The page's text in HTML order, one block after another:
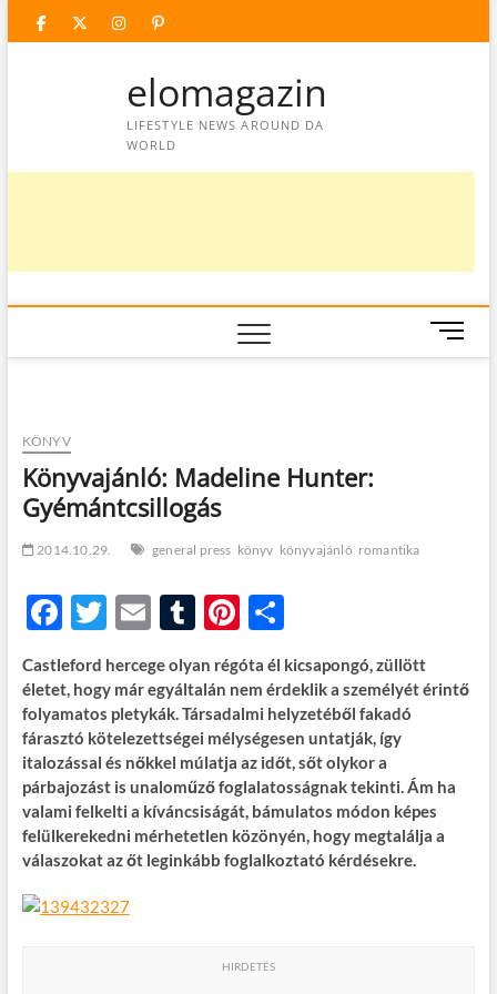
facebooktwitter
instagram
googleplus
pinterest
elomagazin
LIFESTYLE NEWS AROUND DA
WORLD
M
e
KÖNYV
Könyvajánló: Madeline Hunter:
Gyémántcsillogás
2014.10.29. general press könyv könyvajánló romantika
F
ac
e
b
o
o
k
T
w
itt
er
E
ail
T
m
bl
r
Pi
nt
er
es
t
O
ss
za
m
e
g
Castleford hercege olyan régóta él kicsapongó, züllött
életet, hogy már egyáltalán nem érdeklik a személyét érintő
folyamatos pletykák. Társadalmi helyzetéből fakadó
fárasztó kötelezettségei mélységesen untatják, így
italozással és nőkkel múlatja az időt, sőt olykor a
párbajozást is unaloműző foglalatosságnak tekinti. Ám ha
valami felkelti a kíváncsiságát, bámulatos módon képes
felülkerekedni mérhetetlen közönyén, hogy megtalálja a
válaszokat az őt leginkább foglalkoztató kérdésekre.
HIRDETÉS